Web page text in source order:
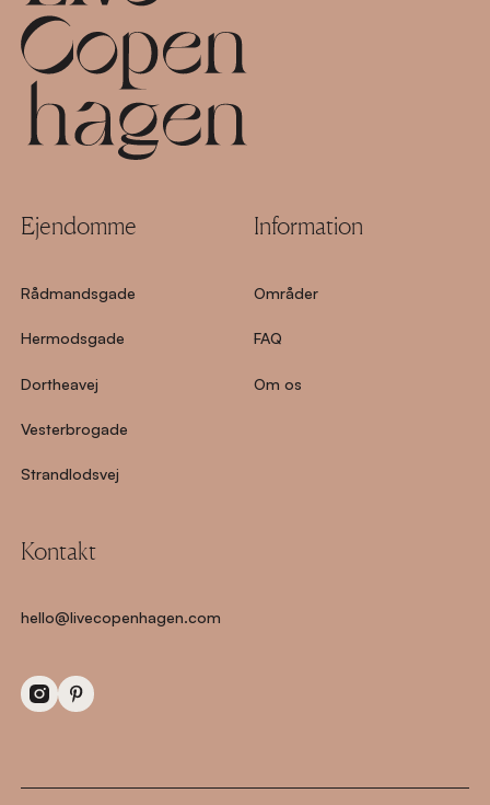
Ejendomme
Rådmandsgade
Hermodsgade
Dortheavej
Vesterbrogade
Strandlodsvej
Information
Områder
FAQ
Om os
Kontakt
hello@livecopenhagen.com